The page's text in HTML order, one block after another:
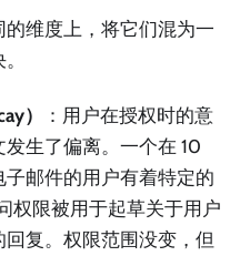
维度上，将它们混为一
）
：用户在授权时的意
生了偏离。一个在 10
邮件的用户有着特定的
权限被用于起草关于用户
复。权限范围没变，但